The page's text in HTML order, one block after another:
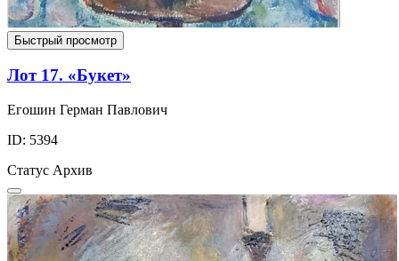
Быстрый просмотр
Лот 17. «Букет»
Егошин Герман Павлович
ID: 5394
Статус Архив